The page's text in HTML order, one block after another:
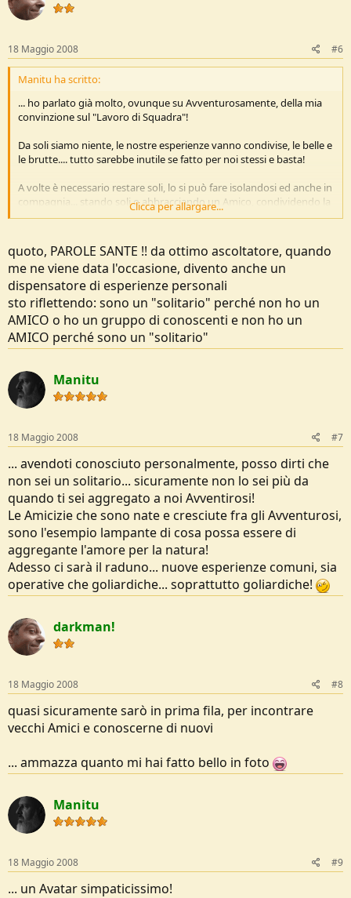
18 Maggio 2008 #6
Manitu ha scritto:
... ho parlato già molto, ovunque su Avventurosamente, della mia
convinzione sul "Lavoro di Squadra"!
Da soli siamo niente, le nostre esperienze vanno condivise, le belle e
le brutte.... tutto sarebbe inutile se fatto per noi stessi e basta!
A volte è necessario restare soli, lo si può fare isolandosi ed anche in
compagnia... stando soli o abbracciando un Amico, condividendo la
solitudine e la compagnia!
Clicca per allargare...
quoto, PAROLE SANTE !! da ottimo ascoltatore, quando
me ne viene data l'occasione, divento anche un
dispensatore di esperienze personali
sto riflettendo: sono un "solitario" perché non ho un
AMICO o ho un gruppo di conoscenti e non ho un
AMICO perché sono un "solitario"
Manitu
18 Maggio 2008 #7
... avendoti conosciuto personalmente, posso dirti che
non sei un solitario... sicuramente non lo sei più da
quando ti sei aggregato a noi Avventirosi!
Le Amicizie che sono nate e cresciute fra gli Avventurosi,
sono l'esempio lampante di cosa possa essere di
aggregante l'amore per la natura!
Adesso ci sarà il raduno... nuove esperienze comuni, sia
operative che goliardiche... soprattutto goliardiche!
darkman!
18 Maggio 2008 #8
quasi sicuramente sarò in prima fila, per incontrare
vecchi Amici e conoscerne di nuovi
... ammazza quanto mi hai fatto bello in foto
Manitu
18 Maggio 2008 #9
... un Avatar simpaticissimo!